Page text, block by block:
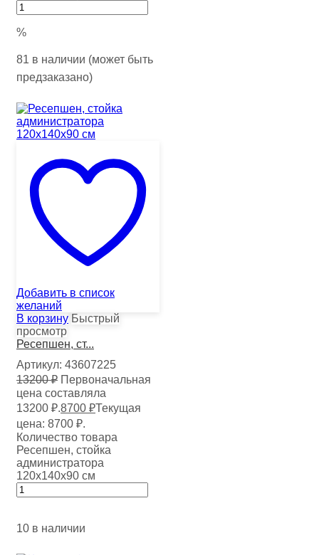
%
81 в наличии (может быть
предзаказано)
Добавить в список
желаний
В корзину Быстрый
просмотр
Ресепшен, ст...
Артикул: 43607225
13200₽ Первоначальная
цена составляла
13200 ₽.8700 ₽Текущая
цена: 8700 ₽.
Количество товара
Ресепшен, стойка
администратора
120х140х90 см
10 в наличии